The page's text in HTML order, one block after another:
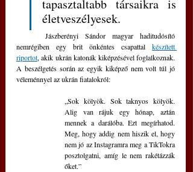
tapasztaltabb társaikra is
életveszélyesek.
nemrégiben egy brit önkéntes csapattal készített
riportot, akik ukrán katonák kiképzésével foglalkoznak.
A beszélgetés során az egyik kiképző nem volt túl jó
véleménnyel az ukrán fiatalokról:
„Sok kölyök. Sok taknyos kölyök.
Alig van rájuk egy hónap, aztán
mennek a darálóba. Ezt megírhatod.
Meg, hogy addig nem hiszik el, hogy
nem jó az Instagramra meg a TikTokra
posztolgatni, amíg le nem rakétázzák
őket.”